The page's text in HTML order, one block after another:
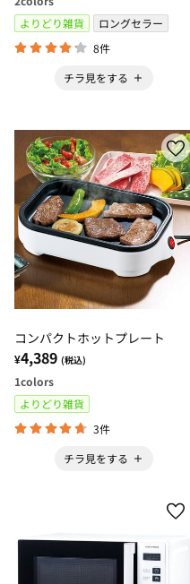
よりどり雑貨
ロングセラー
8件
チラ見をする
コンパクトホットプレート
¥4,389 (税込)
1colors
よりどり雑貨
3件
チラ見をする